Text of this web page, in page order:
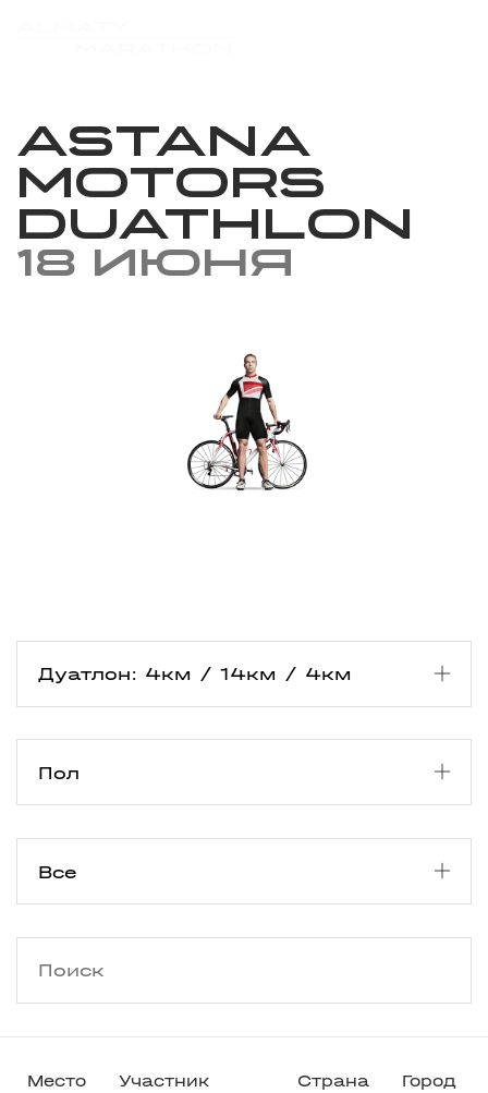
Astana
Motors
Duathlon
18 июня
Место Участник Страна Город